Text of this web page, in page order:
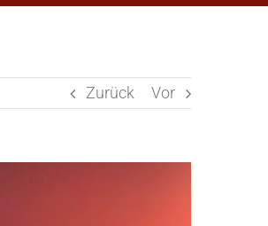
Zurück Vor